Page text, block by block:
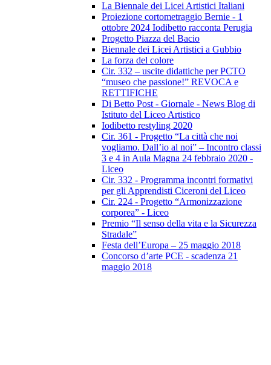
La Biennale dei Licei Artistici Italiani
Proiezione cortometraggio Bernie - 1
ottobre 2024 Iodibetto racconta Perugia
Progetto Piazza del Bacio
Biennale dei Licei Artistici a Gubbio
La forza del colore
Cir. 332 – uscite didattiche per PCTO
“museo che passione!” REVOCA e
RETTIFICHE
Di Betto Post - Giornale - News Blog di
Istituto del Liceo Artistico
Iodibetto restyling 2020
Cir. 361 - Progetto “La città che noi
vogliamo. Dall’io al noi” – Incontro classi
3 e 4 in Aula Magna 24 febbraio 2020 -
Liceo
Cir. 332 - Programma incontri formativi
per gli Apprendisti Ciceroni del Liceo
Cir. 224 - Progetto “Armonizzazione
corporea” - Liceo
Premio “Il senso della vita e la Sicurezza
Stradale”
Festa dell’Europa – 25 maggio 2018
Concorso d’arte PCE - scadenza 21
maggio 2018